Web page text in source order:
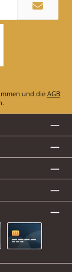
und die AGB